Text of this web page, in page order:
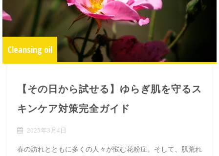
Cleansing oil
【その日から試せる】ゆらぎ肌を守るス
キンケア対策完全ガイド
2025年3月4日
春の訪れとともに多くの人々が悩む花粉症。そして、肌荒れ